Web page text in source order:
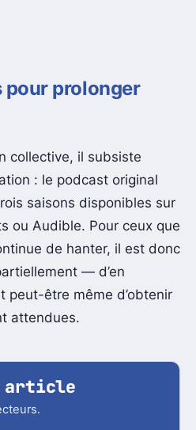
pour prolonger
collective, il subsiste
: le podcast original
saisons disponibles sur
ou Audible. Pour ceux que
de hanter, il est donc
— d’en
peut-être même d’obtenir
attendues.
article